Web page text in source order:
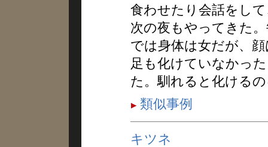
食わせたり会話をし
次の夜もやってきた
では身体は女だが、
足も化けていなかっ
た。馴れると化ける
類似事例
キツネ